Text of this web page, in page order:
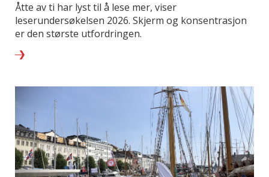
Åtte av ti har lyst til å lese mer, viser
leserundersøkelsen 2026. Skjerm og konsentrasjon
er den største utfordringen.